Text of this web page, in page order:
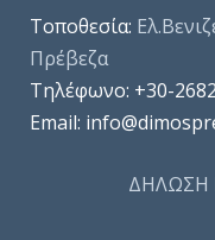
Τοποθεσία:
Πρέβεζα
Τηλέφωνo: +30-
Email:
ΔΗΛΩΣΗ